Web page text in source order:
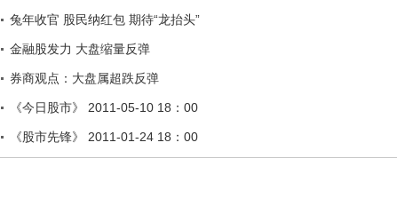
兔年收官 股民纳红包 期待“龙抬头”
金融股发力 大盘缩量反弹
券商观点：大盘属超跌反弹
《今日股市》 2011-05-10 18：00
《股市先锋》 2011-01-24 18：00